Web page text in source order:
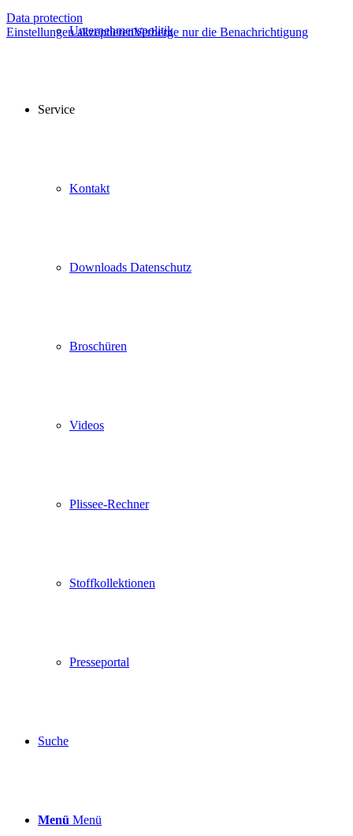
Unternehmenspolitik
Service
Kontakt
Downloads Datenschutz
Broschüren
Videos
Plissee-Rechner
Stoffkollektionen
Presseportal
Suche
Menü Menü
Data protection
Einstellungen akzeptierenVerberge nur die Benachrichtigung